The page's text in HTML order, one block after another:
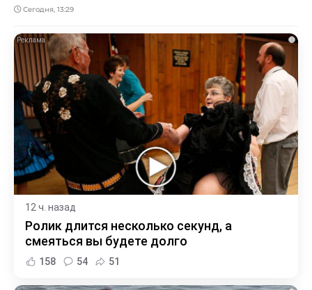
Сегодня, 13:29
i
12 ч. назад
Ролик длится несколько секунд, а
смеяться вы будете долго
158 54 51